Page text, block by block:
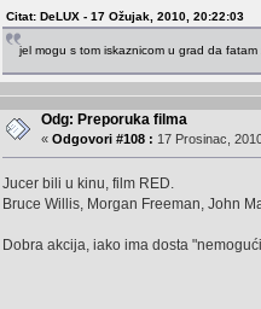
Citat: DeLUX - 17 Ožujak, 2010, 20:22:03
jel mogu s tom iskaznicom u grad da
Odg: Preporuka filma
«Odgovori #108 : 17 Prosinac,
Jucer bili u kinu, film RED.
Bruce Willis, Morgan Freeman, John
Dobra akcija, iako ima dosta